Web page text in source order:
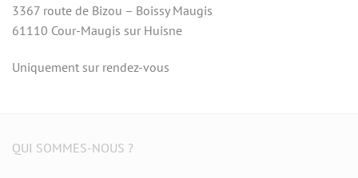
3367 route de Bizou – Boissy Maugis
61110 Cour-Maugis sur Huisne
Uniquement sur rendez-vous
QUI SOMMES-NOUS ?